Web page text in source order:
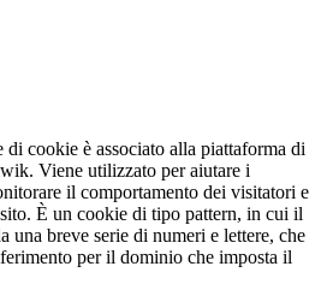
di cookie è associato alla piattaforma di
Viene utilizzato per aiutare i
il comportamento dei visitatori e
È un cookie di tipo pattern, in cui il
una breve serie di numeri e lettere, che
per il dominio che imposta il